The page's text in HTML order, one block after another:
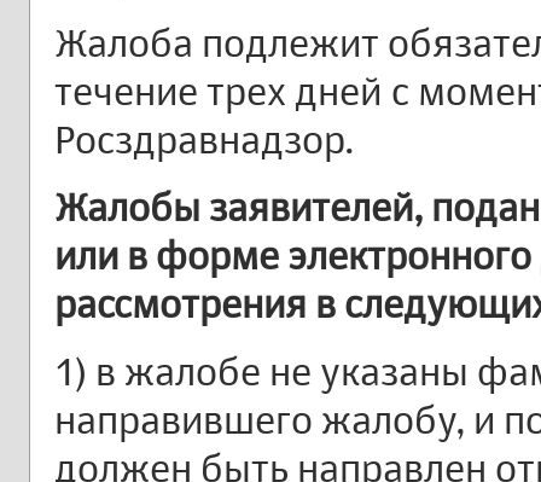
Жалоба подлежит
течение трех дней с
Росздравнадзор.
Жалобы заявителей,
или в форме
рассмотрения в
1) в жалобе не указаны
направившего жалобу, и
должен быть направлен